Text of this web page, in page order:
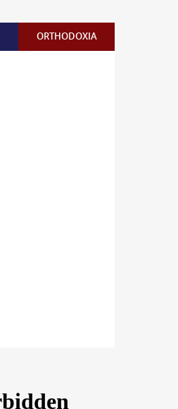
ORTHODOXIA